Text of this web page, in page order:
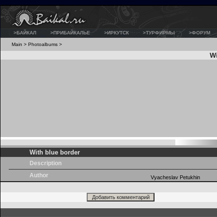
>БАЙКАЛ >ПРИБАЙКАЛЬЕ >ИРКУТСК >ТУРФИРМЫ >ФОРУМ
Main > Photoalbums >
With blue border
Description
Author
Vyacheslav Petukhin